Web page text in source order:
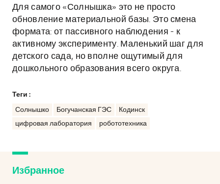
Для самого «Солнышка» это не просто
обновление материальной базы. Это смена
формата: от пассивного наблюдения - к
активному эксперименту. Маленький шаг для
детского сада, но вполне ощутимый для
дошкольного образования всего округа.
Теги :
Солнышко Богучанская ГЭС
Кодинск
цифровая лаборатория
робототехника
Избранное